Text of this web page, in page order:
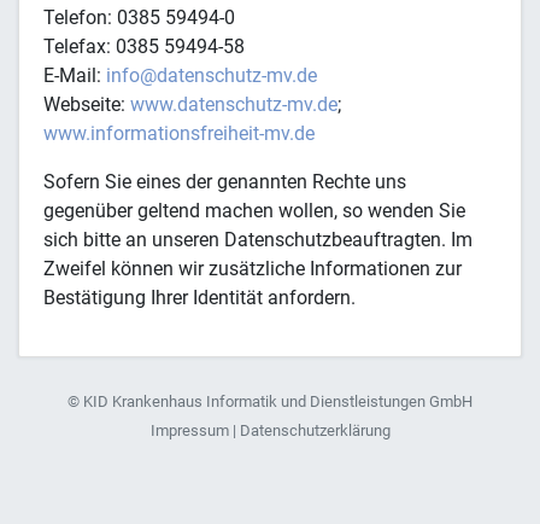
Telefon: 0385 59494-0
Telefax: 0385 59494-58
E-Mail: info@datenschutz-mv.de
Webseite: www.datenschutz-mv.de;
www.informationsfreiheit-mv.de
Sofern Sie eines der genannten Rechte uns
gegenüber geltend machen wollen, so wenden Sie
sich bitte an unseren Datenschutzbeauftragten. Im
Zweifel können wir zusätzliche Informationen zur
Bestätigung Ihrer Identität anfordern.
© KID Krankenhaus Informatik und Dienstleistungen GmbH
Impressum| Datenschutzerklärung